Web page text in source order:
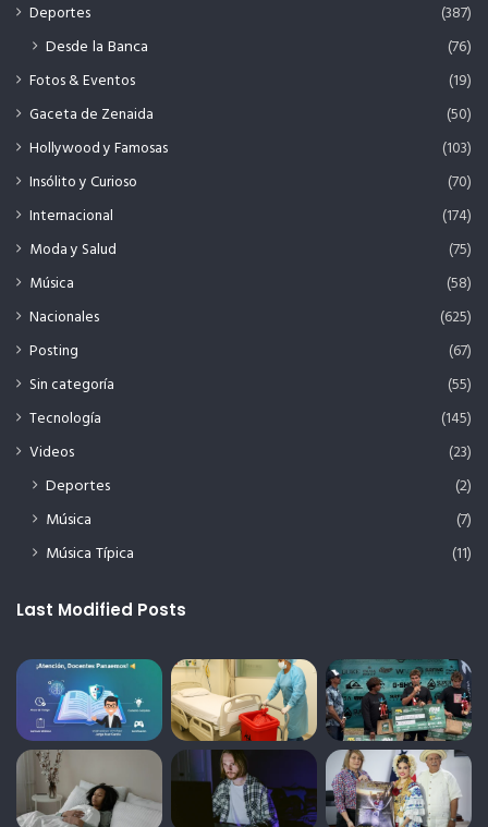
Deportes
(387)
Desde la Banca (76)
Fotos & Eventos
(19)
Gaceta de Zenaida
(50)
Hollywood y Famosas
(103)
Insólito y Curioso
(70)
Internacional
(174)
Moda y Salud
(75)
Música
(58)
Nacionales
(625)
Posting
(67)
Sin categoría
(55)
Tecnología
(145)
Videos
(23)
Deportes
(2)
Música
(7)
Música Típica
(11)
Last Modified Posts